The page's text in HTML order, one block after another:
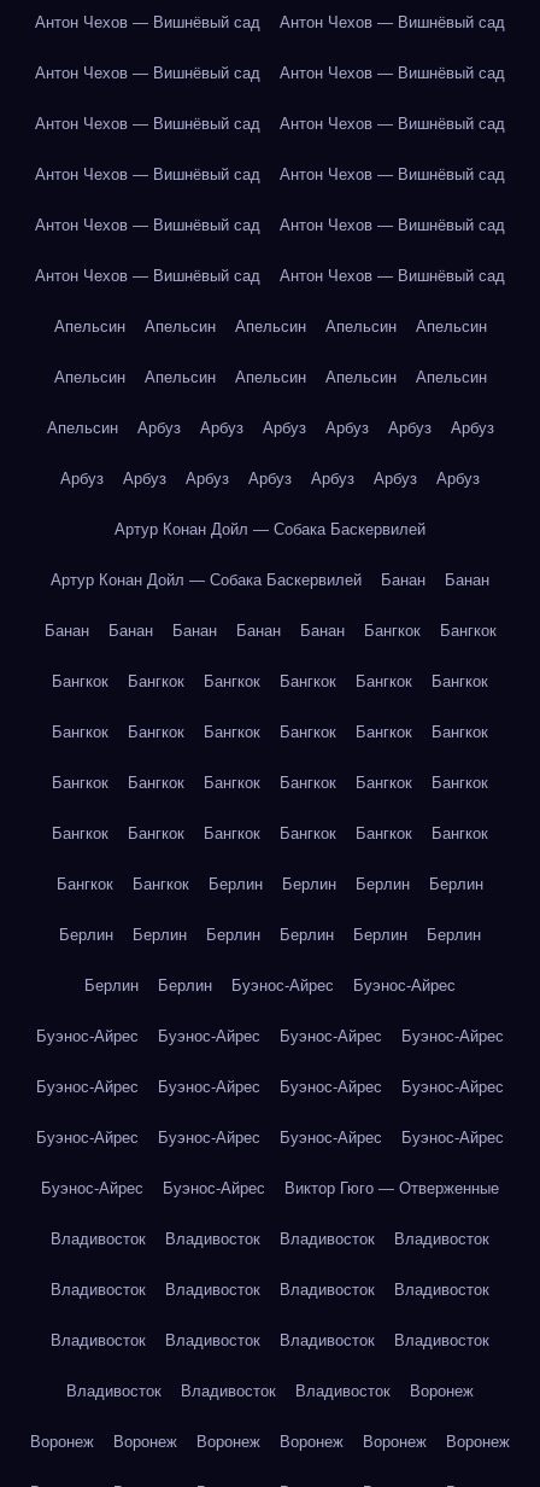
Антон Чехов — Вишнёвый сад Антон Чехов — Вишнёвый сад
Антон Чехов — Вишнёвый сад Антон Чехов — Вишнёвый сад
Антон Чехов — Вишнёвый сад Антон Чехов — Вишнёвый сад
Антон Чехов — Вишнёвый сад Антон Чехов — Вишнёвый сад
Антон Чехов — Вишнёвый сад Антон Чехов — Вишнёвый сад
Антон Чехов — Вишнёвый сад Антон Чехов — Вишнёвый сад
Апельсин Апельсин Апельсин Апельсин Апельсин
Апельсин Апельсин Апельсин Апельсин Апельсин
Апельсин Арбуз Арбуз Арбуз Арбуз Арбуз Арбуз
Арбуз Арбуз Арбуз Арбуз Арбуз Арбуз Арбуз
Артур Конан Дойл — Собака Баскервилей
Артур Конан Дойл — Собака Баскервилей Банан Банан
Банан Банан Банан Банан Банан Бангкок Бангкок
Бангкок Бангкок Бангкок Бангкок Бангкок Бангкок
Бангкок Бангкок Бангкок Бангкок Бангкок Бангкок
Бангкок Бангкок Бангкок Бангкок Бангкок Бангкок
Бангкок Бангкок Бангкок Бангкок Бангкок Бангкок
Бангкок Бангкок Берлин Берлин Берлин Берлин
Берлин Берлин Берлин Берлин Берлин Берлин
Берлин Берлин Буэнос-Айрес Буэнос-Айрес
Буэнос-Айрес Буэнос-Айрес Буэнос-Айрес Буэнос-Айрес
Буэнос-Айрес Буэнос-Айрес Буэнос-Айрес Буэнос-Айрес
Буэнос-Айрес Буэнос-Айрес Буэнос-Айрес Буэнос-Айрес
Буэнос-Айрес Буэнос-Айрес Виктор Гюго — Отверженные
Владивосток Владивосток Владивосток Владивосток
Владивосток Владивосток Владивосток Владивосток
Владивосток Владивосток Владивосток Владивосток
Владивосток Владивосток Владивосток Воронеж
Воронеж Воронеж Воронеж Воронеж Воронеж Воронеж